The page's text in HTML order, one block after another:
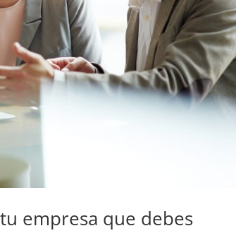
empresa que debes